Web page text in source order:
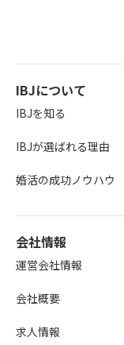
IBJについて
IBJを知る
IBJが選ばれる理由
婚活の成功ノウハウ
会社情報
運営会社情報
会社概要
求人情報